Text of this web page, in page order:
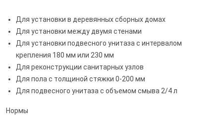
Для установки в деревянных сборных домах
Для установки между двумя стенами
Для установки подвесного унитаза с интервалом
крепления 180 мм или 230 мм
Для реконструкции санитарных узлов
Для пола с толщиной стяжки 0-200 мм
Для подвесного унитаза с объемом смыва 2/4 л
Нормы